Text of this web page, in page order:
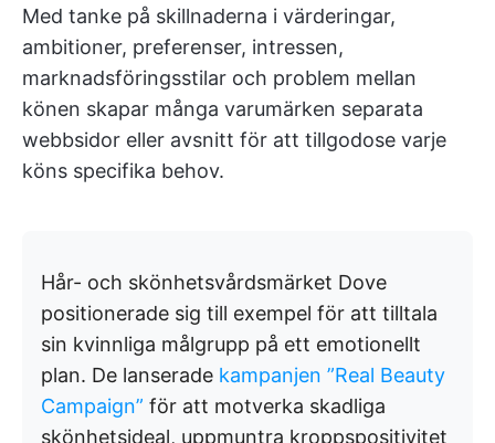
Med tanke på skillnaderna i värderingar,
ambitioner, preferenser, intressen,
marknadsföringsstilar och problem mellan
könen skapar många varumärken separata
webbsidor eller avsnitt för att tillgodose varje
köns specifika behov.
Hår- och skönhetsvårdsmärket Dove
positionerade sig till exempel för att tilltala
sin kvinnliga målgrupp på ett emotionellt
plan. De lanserade kampanjen ”Real Beauty
Campaign” för att motverka skadliga
skönhetsideal, uppmuntra kroppspositivitet